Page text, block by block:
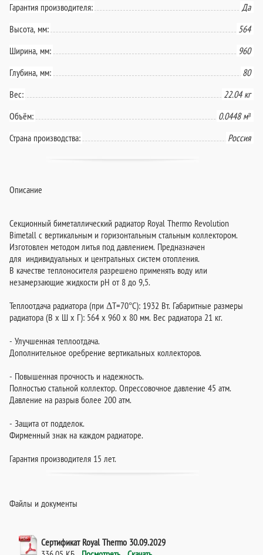
Гарантия производителя:
Да
Высота, мм:
564
Ширина, мм:
960
Глубина, мм:
80
Вес:
22.04 кг
Объём:
0.0448 м³
Страна производства:
Россия
Описание
Секционный биметаллический радиатор Royal Thermo Revolution
Bimetall с вертикальным и горизонтальным стальным коллектором.
Изготовлен методом литья под давлением. Предназначен
для индивидуальных и центральных систем отопления.
В качестве теплоносителя разрешено применять воду или
незамерзающие жидкости pH от 8 до 9,5.
Теплоотдача радиатора (при ΔT=70°C): 1932 Вт. Габаритные размеры
радиатора (В х Ш х Г): 564 х 960 х 80 мм. Вес радиатора 21 кг.
- Улучшенная теплоотдача.
Дополнительное оребрение вертикальных коллекторов.
- Повышенная прочность и надежность.
Полностью стальной коллектор. Опрессовочное давление 45 атм.
Давление на разрыв более 200 атм.
- Защита от подделок.
Фирменный знак на каждом радиаторе.
Гарантия производителя 15 лет.
Файлы и документы
Сертификат Royal Thermo 30.09.2029